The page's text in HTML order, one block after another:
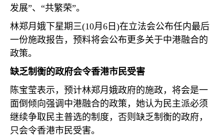
发展”、“共繁荣”。
林郑月娥下星期三(10月 6 日 )在立法会公布任内最后
一份施政报告，预料将会公布更多关于中港融合的
政策。
缺乏制衡的政府会令香港市民受害
陈宝莹表示，预计林郑月娥政府的施政，将会是一
面倒倾向强调中港融合的政策，她认为民主派必须
继续争取民主普选的制度，否则缺乏制衡的政府，
只会令香港市民受害。